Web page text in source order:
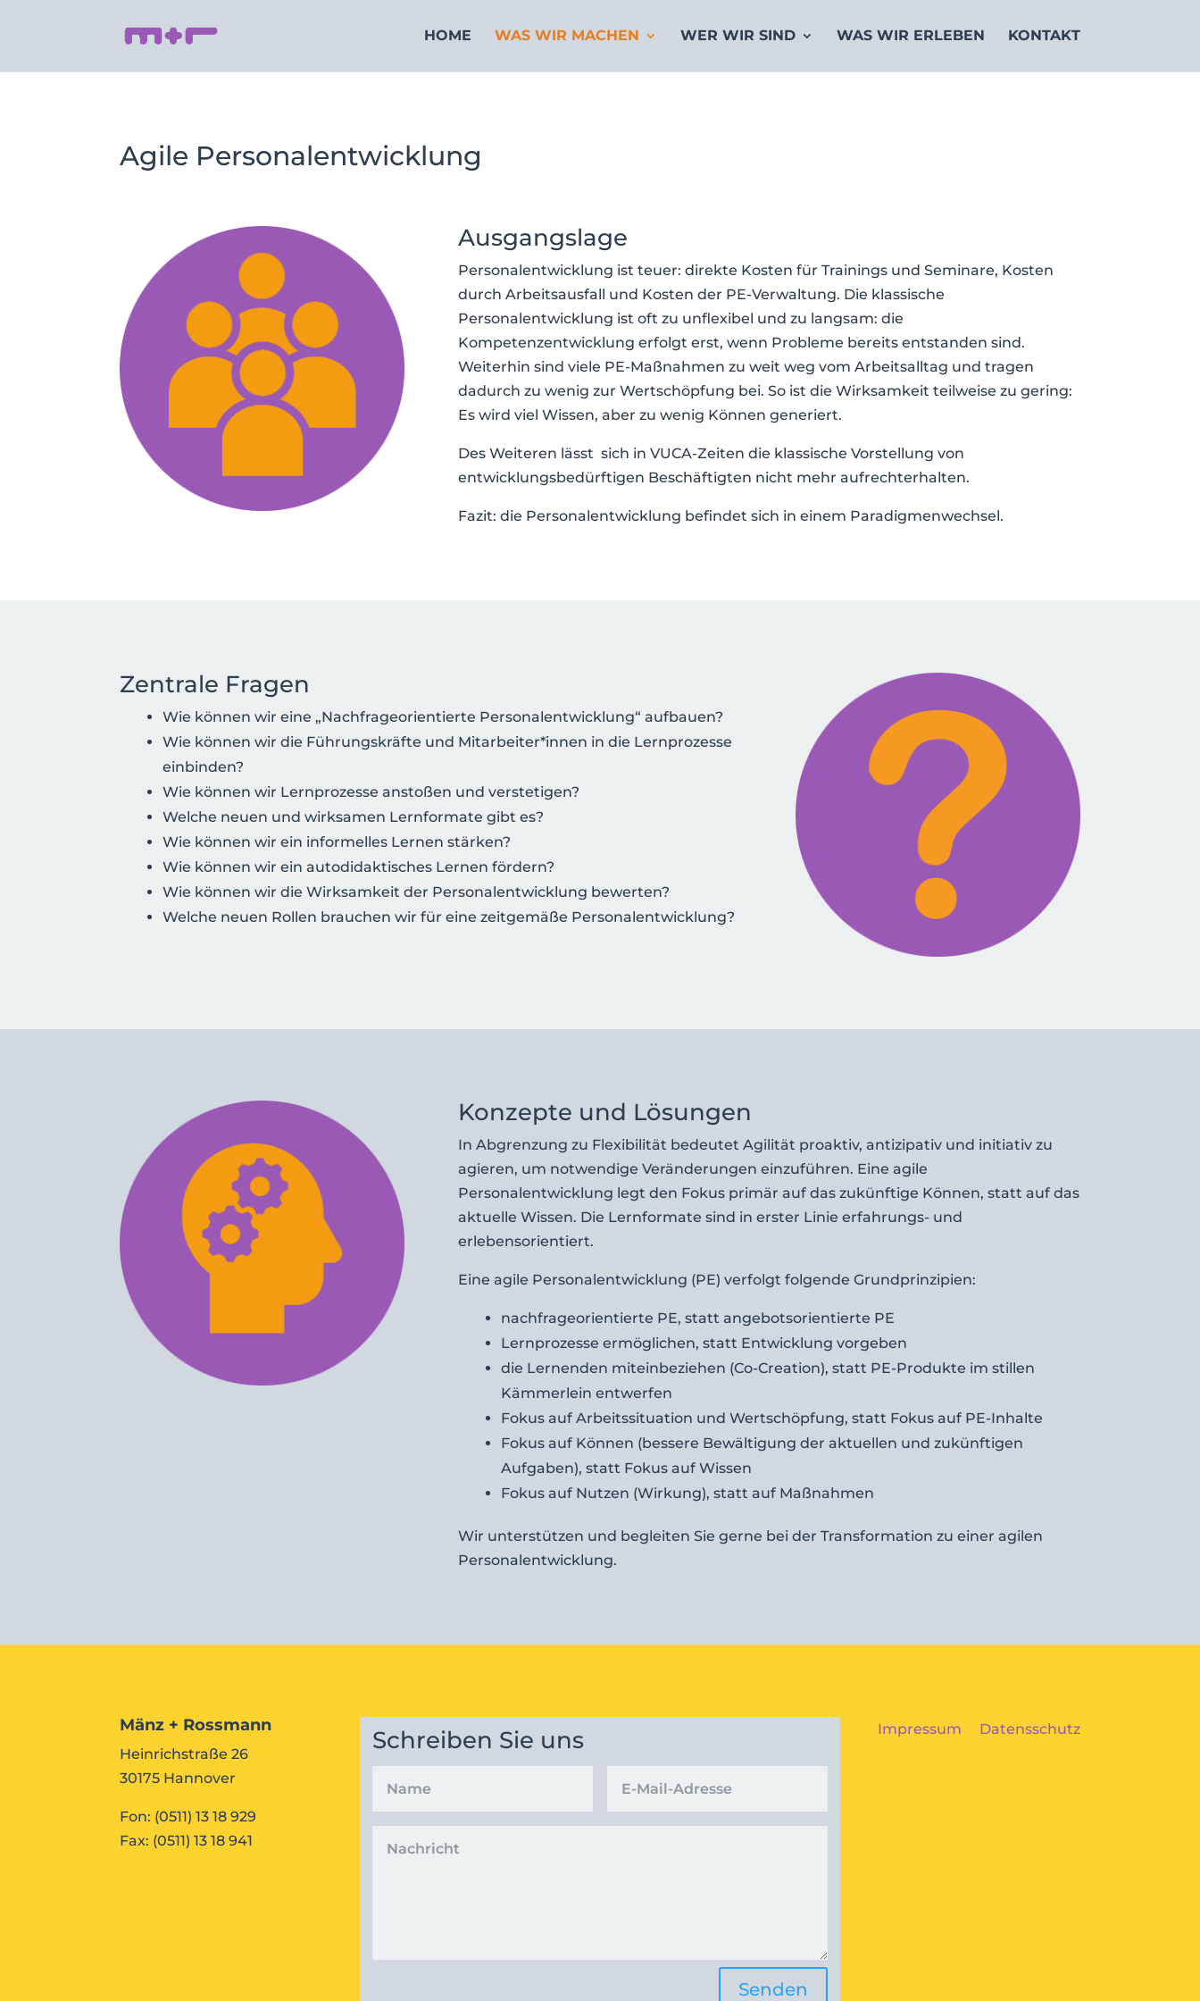
HOME WAS WIR MACHEN WER WIR SIND WAS WIR ERLEBEN KONTAKT
Agile Personalentwicklung
Ausgangslage
Personalentwicklung ist teuer: direkte Kosten für Trainings und Seminare, Kosten
durch Arbeitsausfall und Kosten der PE-Verwaltung. Die klassische
Personalentwicklung ist oft zu unflexibel und zu langsam: die
Kompetenzentwicklung erfolgt erst, wenn Probleme bereits entstanden sind.
Weiterhin sind viele PE-Maßnahmen zu weit weg vom Arbeitsalltag und tragen
dadurch zu wenig zur Wertschöpfung bei. So ist die Wirksamkeit teilweise zu gering:
Es wird viel Wissen, aber zu wenig Können generiert.
Des Weiteren lässt sich in VUCA-Zeiten die klassische Vorstellung von
entwicklungsbedürftigen Beschäftigten nicht mehr aufrechterhalten.
Fazit: die Personalentwicklung befindet sich in einem Paradigmenwechsel.
Zentrale Fragen
Wie können wir eine „Nachfrageorientierte Personalentwicklung“ aufbauen?
Wie können wir die Führungskräfte und Mitarbeiter*innen in die Lernprozesse
einbinden?
Wie können wir Lernprozesse anstoßen und verstetigen?
Welche neuen und wirksamen Lernformate gibt es?
Wie können wir ein informelles Lernen stärken?
Wie können wir ein autodidaktisches Lernen fördern?
Wie können wir die Wirksamkeit der Personalentwicklung bewerten?
Welche neuen Rollen brauchen wir für eine zeitgemäße Personalentwicklung?
Konzepte und Lösungen
In Abgrenzung zu Flexibilität bedeutet Agilität proaktiv, antizipativ und initiativ zu
agieren, um notwendige Veränderungen einzuführen. Eine agile
Personalentwicklung legt den Fokus primär auf das zukünftige Können, statt auf das
aktuelle Wissen. Die Lernformate sind in erster Linie erfahrungs- und
erlebensorientiert.
Eine agile Personalentwicklung (PE) verfolgt folgende Grundprinzipien:
nachfrageorientierte PE, statt angebotsorientierte PE
Lernprozesse ermöglichen, statt Entwicklung vorgeben
die Lernenden miteinbeziehen (Co-Creation), statt PE-Produkte im stillen
Kämmerlein entwerfen
Fokus auf Arbeitssituation und Wertschöpfung, statt Fokus auf PE-Inhalte
Fokus auf Können (bessere Bewältigung der aktuellen und zukünftigen
Aufgaben), statt Fokus auf Wissen
Fokus auf Nutzen (Wirkung), statt auf Maßnahmen
Wir unterstützen und begleiten Sie gerne bei der Transformation zu einer agilen
Personalentwicklung.
Mänz + Rossmann
Heinrichstraße 26
30175 Hannover
Fon: (0511) 13 18 929
Fax: (0511) 13 18 941
Schreiben Sie uns
Senden
Impressum Datensschutz